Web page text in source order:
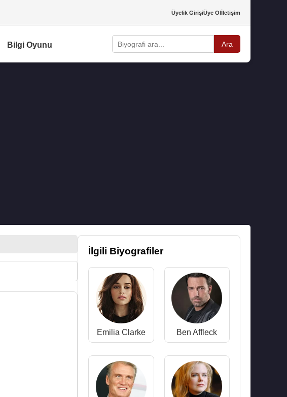
Üyelik GirişiÜye Olİletişim
Bilgi Oyunu Ara
İlgili Biyografiler
Emilia Clarke Ben Affleck